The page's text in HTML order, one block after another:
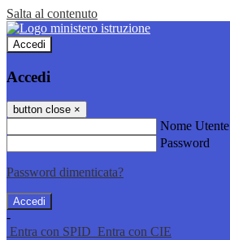
Salta al contenuto
Accedi
Accedi
button close ×
Nome Utente
Password
Password dimenticata?
-
Entra con SPID Entra con CIE